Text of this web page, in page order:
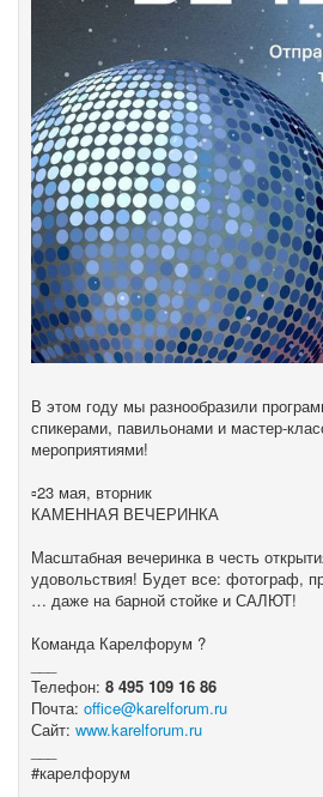
В этом году мы разнообразили
спикерами, павильонами и мастер-
мероприятиями!
▫️23 мая, вторник
КАМЕННАЯ ВЕЧЕРИНКА
Масштабная вечеринка в честь
удовольствия! Будет все: фотограф,
… даже на барной стойке и САЛЮТ!
Команда Карелфорум ?
Телефон:8 495 109 16 86
Почта:office@karelforum.ru
Сайт:www.karelforum.ru
#карелфорум